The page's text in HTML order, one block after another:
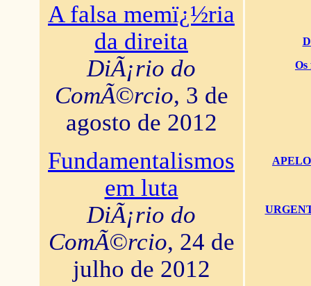
A falsa memï¿½ria
da direita
DiÃ¡rio do
ComÃ©rcio, 3 de
agosto de 2012
Fundamentalismos
em luta
DiÃ¡rio do
ComÃ©rcio, 24 de
julho de 2012
Os